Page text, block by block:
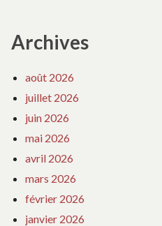
Archives
août 2026
juillet 2026
juin 2026
mai 2026
avril 2026
mars 2026
février 2026
janvier 2026